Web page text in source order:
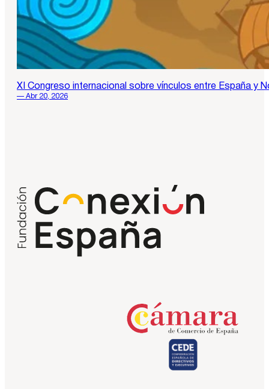
XI Congreso internacional sobre vínculos entre España y
— Abr 20, 2026